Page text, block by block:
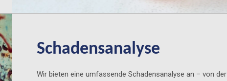
Schadensanalyse
Wir bieten eine umfassende Schadensanalyse an – von der